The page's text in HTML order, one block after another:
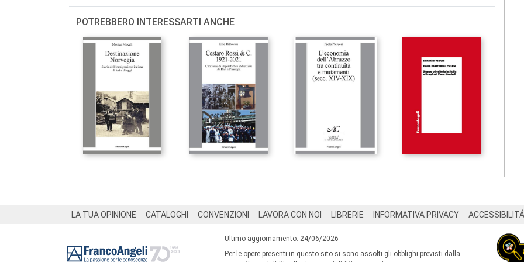
POTREBBERO INTERESSARTI ANCHE
LA TUA OPINIONE CATALOGHI CONVENZIONI LAVORA CON NOI LIBRERIE INFORMATIVA PRIVACY ACCESSIBILITÁ
Ultimo aggiornamento: 24/06/2026
Per le opere presenti in questo sito si sono assolti gli obblighi previsti dalla